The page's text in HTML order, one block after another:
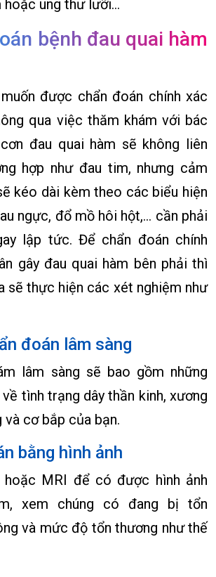
hoặc ung thư lưỡi…
bệnh đau quai hàm
được chẩn đoán chính xác
qua việc thăm khám với bác
đau quai hàm sẽ không liên
hợp như đau tim, nhưng cảm
kéo dài kèm theo các biểu hiện
ngực, đổ mồ hôi hột,… cần phải
lập tức. Để chẩn đoán chính
gây đau quai hàm bên phải thì
sẽ thực hiện các xét nghiệm như
đoán lâm sàng
lâm sàng sẽ bao gồm những
tình trạng dây thần kinh, xương
và cơ bắp của bạn.
bằng hình ảnh
hoặc MRI để có được hình ảnh
xem chúng có đang bị tổn
và mức độ tổn thương như thế